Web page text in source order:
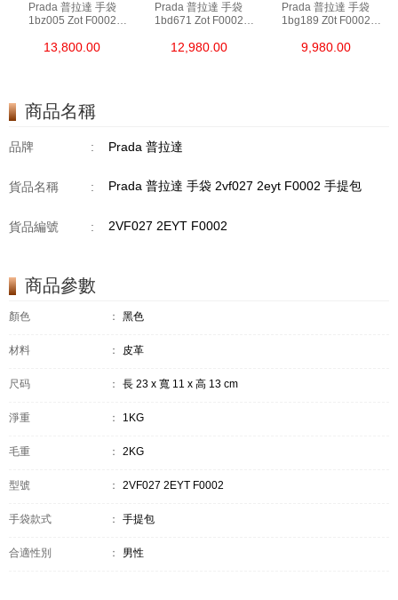
Prada 普拉達 手袋
1bz005 Zot F0002
13,800.00
Prada 普拉達 手袋
1bd671 Zot F0002
12,980.00
Prada 普拉達 手袋
1bg189 Z0t F0002
9,980.00
商品名稱
品牌 : Prada 普拉達
貨品名稱 : Prada 普拉達 手袋 2vf027 2eyt F0002 手提包
貨品編號 : 2VF027 2EYT F0002
商品參數
顏色 ： 黑色
材料 ： 皮革
尺码 ： 長 23 x 寬 11 x 高 13 cm
淨重 ： 1KG
毛重 ： 2KG
型號 ： 2VF027 2EYT F0002
手袋款式 ： 手提包
合適性別 ： 男性